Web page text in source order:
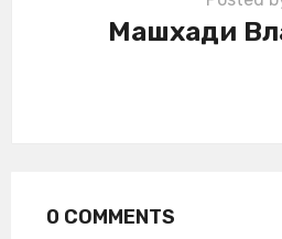
Машхади
0 COMMENTS